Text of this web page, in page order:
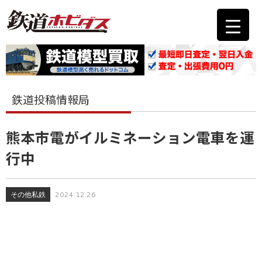
鉄道投稿情報局
熊本市電がイルミネーション電車を運
行中
その他私鉄 2024.12.26